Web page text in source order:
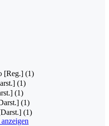
[Reg.] (1)
(1)
(1)
(1)
(1)